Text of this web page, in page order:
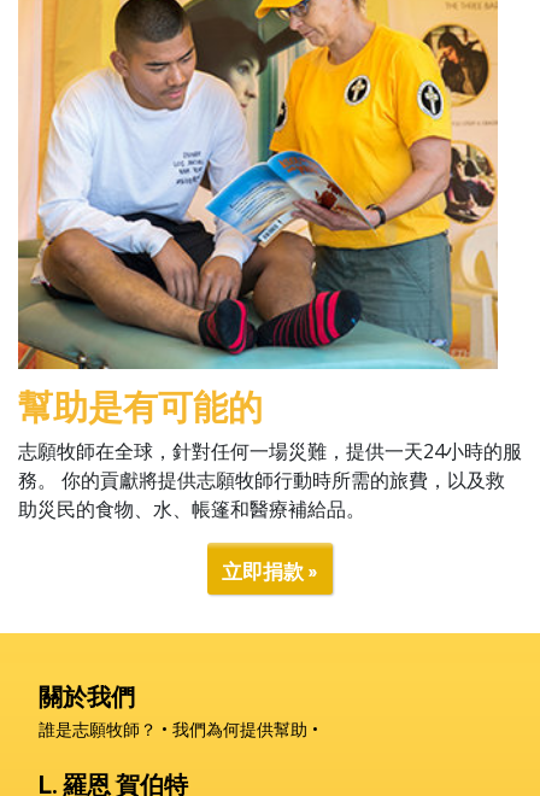
幫助是有可能的
志願牧師在全球，針對任何一場災難，提供一天24小時的服
務。 你的貢獻將提供志願牧師行動時所需的旅費，以及救
助災民的食物、水、帳篷和醫療補給品。
立即捐款 »
關於我們
誰是志願牧師？ 我們為何提供幫助
L. 羅恩 賀伯特